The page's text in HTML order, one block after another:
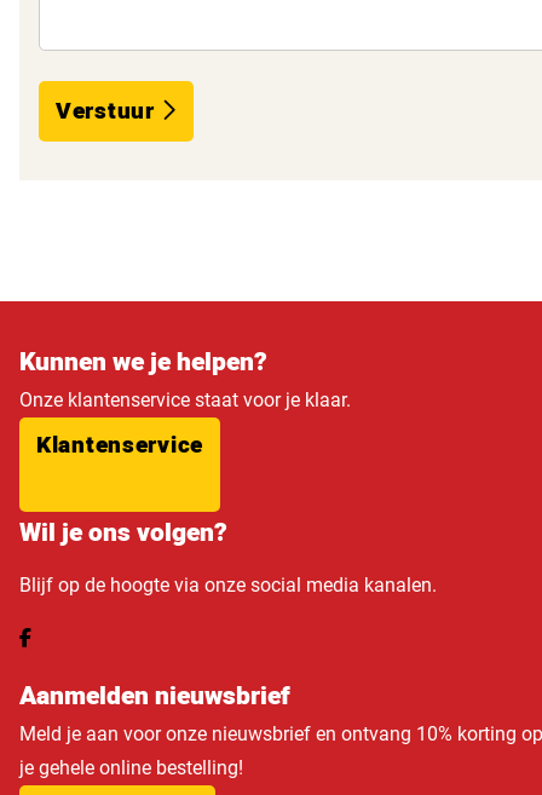
Verstuur
Kunnen we je helpen?
Onze klantenservice staat voor je klaar.
Klantenservice
Wil je ons volgen?
Blijf op de hoogte via onze social media kanalen.
Aanmelden nieuwsbrief
Meld je aan voor onze nieuwsbrief en ontvang 10% korting op
je gehele online bestelling!